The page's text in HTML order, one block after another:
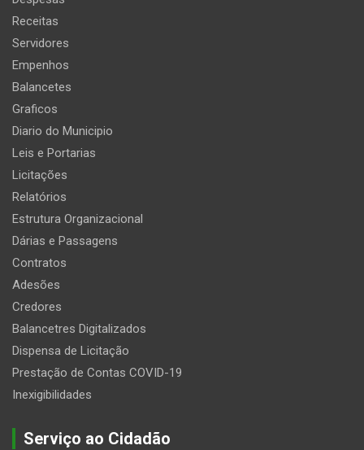
Receitas
Servidores
Empenhos
Balancetes
Graficos
Diario do Municipio
Leis e Portarias
Licitações
Relatórios
Estrutura Organizacional
Dárias e Passagens
Contratos
Adesões
Credores
Balancetres Digitalizados
Dispensa de Licitação
Prestação de Contas COVID-19
Inexigibilidades
Serviço ao Cidadão